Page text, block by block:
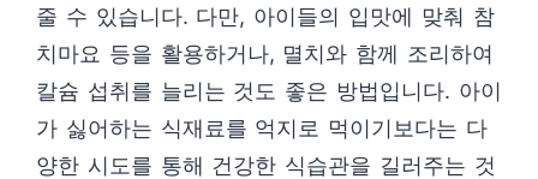
줄 수 있습니다. 다만, 아이들의 입맛에 맞춰 참
치마요 등을 활용하거나, 멸치와 함께 조리하여
칼슘 섭취를 늘리는 것도 좋은 방법입니다. 아이
가 싫어하는 식재료를 억지로 먹이기보다는 다
양한 시도를 통해 건강한 식습관을 길러주는 것